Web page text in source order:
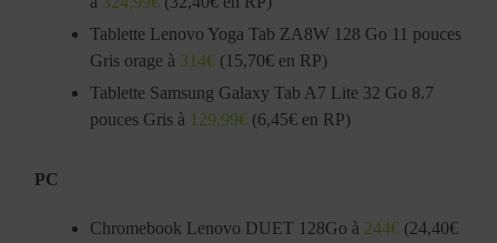
Tablette Lenovo Yoga Tab ZA8W 128 Go 11 pouces
Gris orage à 314€ (15,70€ en RP)
Tablette Samsung Galaxy Tab A7 Lite 32 Go 8.7
pouces Gris à 129,99€ (6,45€ en RP)
PC
Chromebook Lenovo DUET 128Go à 244€ (24,40€